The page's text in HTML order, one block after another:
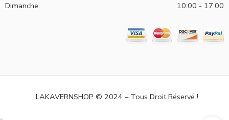
Dimanche
10:00 - 17:00
LAKAVERNSHOP © 2024 – Tous Droit Réservé !